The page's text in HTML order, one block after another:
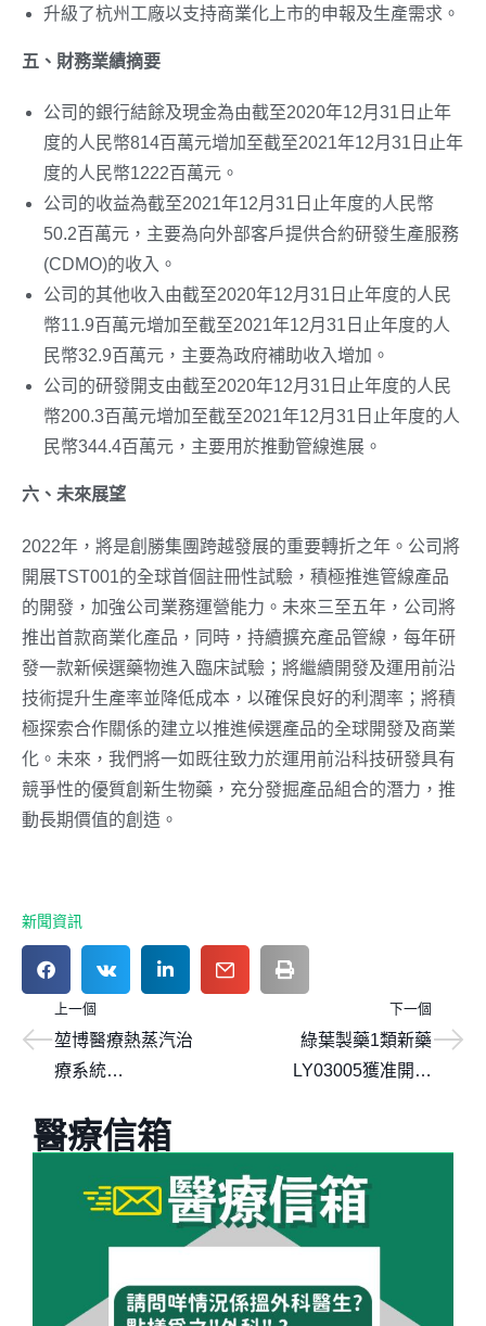
升級了杭州工廠以支持商業化上市的申報及生產需求。
五、財務業績摘要
公司的銀行結餘及現金為由截至2020年12月31日止年
度的人民幣814百萬元增加至截至2021年12月31日止年
度的人民幣1222百萬元。
公司的收益為截至2021年12月31日止年度的人民幣
50.2百萬元，主要為向外部客戶提供合約研發生產服務
(CDMO)的收入。
公司的其他收入由截至2020年12月31日止年度的人民
幣11.9百萬元增加至截至2021年12月31日止年度的人
民幣32.9百萬元， 主要為政府補助收入增加。
公司的研發開支由截至2020年12月31日止年度的人民
幣200.3百萬元增加至截至2021年12月31日止年度的人
民幣344.4百萬元，主要用於推動管線進展。
六、未來展望
2022年，將是創勝集團跨越發展的重要轉折之年。公司將
開展TST001的全球首個註冊性試驗，積極推進管線產品
的開發，加強公司業務運營能力。未來三至五年，公司將
推出首款商業化產品，同時，持續擴充產品管線，每年研
發一款新候選藥物進入臨床試驗；將繼續開發及運用前沿
技術提升生產率並降低成本，以確保良好的利潤率；將積
極探索合作關係的建立以推進候選產品的全球開發及商業
化。未來，我們將一如既往致力於運用前沿科技研發具有
競爭性的優質創新生物藥，充分發掘產品組合的潛力，推
動長期價值的創造。
新聞資訊
上一個
堃博醫療熱蒸汽治
療系統
獲批上市，開啟慢
下一個
綠葉製藥1類新藥
LY03005獲准開展
醫療信箱